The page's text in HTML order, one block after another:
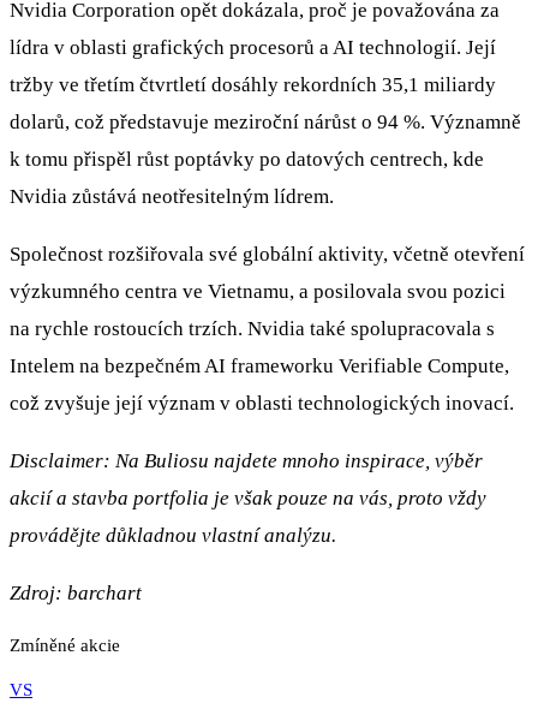
Nvidia Corporation opět dokázala, proč je považována za
lídra v oblasti grafických procesorů a AI technologií. Její
tržby ve třetím čtvrtletí dosáhly rekordních 35,1 miliardy
dolarů, což představuje meziroční nárůst o 94 %. Významně
k tomu přispěl růst poptávky po datových centrech, kde
Nvidia zůstává neotřesitelným lídrem.
Společnost rozšiřovala své globální aktivity, včetně otevření
výzkumného centra ve Vietnamu, a posilovala svou pozici
na rychle rostoucích trzích. Nvidia také spolupracovala s
Intelem na bezpečném AI frameworku Verifiable Compute,
což zvyšuje její význam v oblasti technologických inovací.
Disclaimer: Na Buliosu najdete mnoho inspirace, výběr
akcií a stavba portfolia je však pouze na vás, proto vždy
provádějte důkladnou vlastní analýzu.
Zdroj: barchart
Zmíněné akcie
VS